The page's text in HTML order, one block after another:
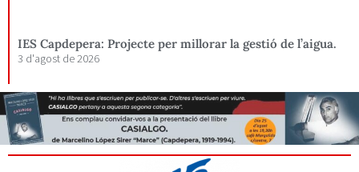
IES Capdepera: Projecte per millorar la gestió de l’aigua.
3 d'agost de 2026